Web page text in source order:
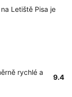
Letiště Pisa je
rychlé a
9.4